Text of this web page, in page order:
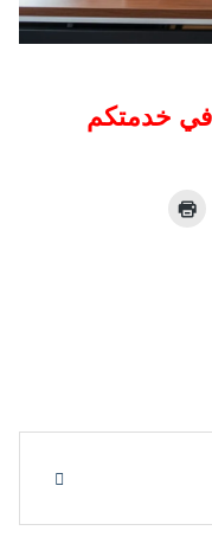
في خدمتكم